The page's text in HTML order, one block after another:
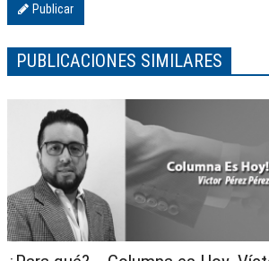
Publicar
PUBLICACIONES SIMILARES